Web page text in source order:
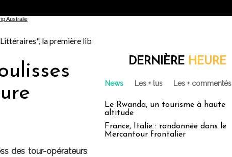
librairie du voyage
des tour-opérateurs
DERNIÈRE HEURE
News Les + lus Les + commentés
Le Rwanda, un tourisme à haute
altitude
France, Italie : randonnée dans le
Mercantour frontalier